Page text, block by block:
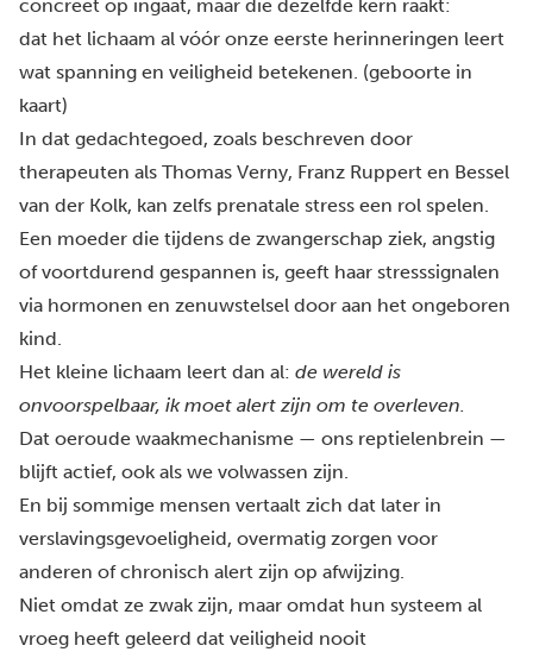
concreet op ingaat, maar die dezelfde kern raakt:
dat het lichaam al vóór onze eerste herinneringen leert
wat spanning en veiligheid betekenen. (geboorte in
kaart)
In dat gedachtegoed, zoals beschreven door
therapeuten als Thomas Verny, Franz Ruppert en Bessel
van der Kolk, kan zelfs prenatale stress een rol spelen.
Een moeder die tijdens de zwangerschap ziek, angstig
of voortdurend gespannen is, geeft haar stresssignalen
via hormonen en zenuwstelsel door aan het ongeboren
kind.
Het kleine lichaam leert dan al: de wereld is
onvoorspelbaar, ik moet alert zijn om te overleven.
Dat oeroude waakmechanisme — ons reptielenbrein —
blijft actief, ook als we volwassen zijn.
En bij sommige mensen vertaalt zich dat later in
verslavingsgevoeligheid, overmatig zorgen voor
anderen of chronisch alert zijn op afwijzing.
Niet omdat ze zwak zijn, maar omdat hun systeem al
vroeg heeft geleerd dat veiligheid nooit